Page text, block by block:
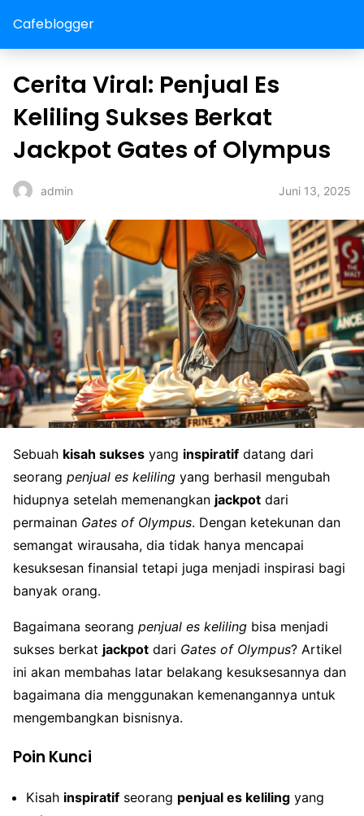
Cafeblogger
Cerita Viral: Penjual Es
Keliling Sukses Berkat
Jackpot Gates of Olympus
admin Juni 13, 2025
Sebuah kisah sukses yang inspiratif datang dari
seorang penjual es keliling yang berhasil mengubah
hidupnya setelah memenangkan jackpot dari
permainan Gates of Olympus. Dengan ketekunan dan
semangat wirausaha, dia tidak hanya mencapai
kesuksesan finansial tetapi juga menjadi inspirasi bagi
banyak orang.
Bagaimana seorang penjual es keliling bisa menjadi
sukses berkat jackpot dari Gates of Olympus? Artikel
ini akan membahas latar belakang kesuksesannya dan
bagaimana dia menggunakan kemenangannya untuk
mengembangkan bisnisnya.
Poin Kunci
Kisah inspiratif seorang penjual es keliling yang